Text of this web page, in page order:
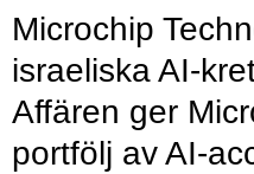
Microchip
israeliska AI-
Affären ger
portfölj av AI-